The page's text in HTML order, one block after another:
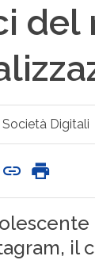
del
Società Digitali
il